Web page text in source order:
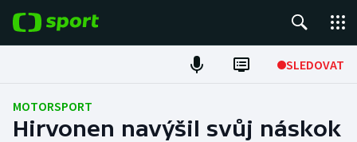
SLEDOVAT
Fotbal
MOTORSPORT
Hirvonen navýšil svůj náskok